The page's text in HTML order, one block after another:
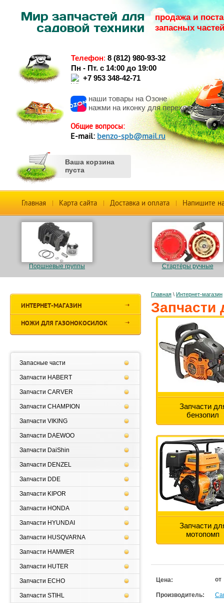
продажа и
запасных частей
Телефон: 8 (812) 980-93-32
Пн - Пт. с 14:00 до 19:00
+7 953 348-42-71
наши товары на Озоне
нажми на иконку для перехода в
Общие вопросы:
Е-mail: benzo-spb@mail.ru
Ваша корзина
пуста
Главная Карта сайта Доставка и оплата Напишите
Поршневые группы Стартёры ручные
Главная \ Интернет-магазин
Запчасти
Запчасти
бензопил
Запчасти
мотопомп
Цена: от
Производитель:
ИНТЕРНЕТ-МАГАЗИН
НОЖИ ДЛЯ ГАЗОНОКОСИЛОК
Запасные части
Запчасти HABERT
Запчасти CARVER
Запчасти CHAMPION
Запчасти VIKING
Запчасти DAEWOO
Запчасти DaiShin
Запчасти DENZEL
Запчасти DDE
Запчасти KIPOR
Запчасти HONDA
Запчасти HYUNDAI
Запчасти HUSQVARNA
Запчасти HAMMER
Запчасти HUTER
Запчасти ECHO
Запчасти STIHL